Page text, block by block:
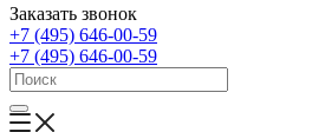
Заказать звонок
+7 (495) 646-00-59
+7 (495) 646-00-59